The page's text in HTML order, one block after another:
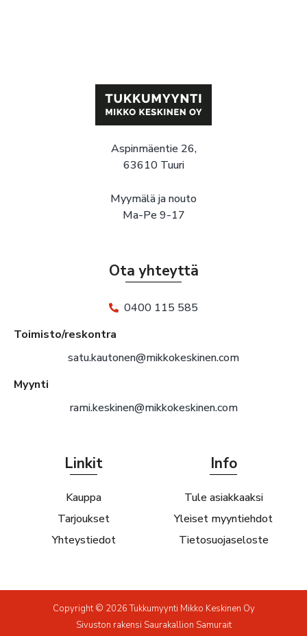
Aspinmäentie 26,
63610 Tuuri
Myymälä ja nouto
Ma-Pe 9-17
Ota yhteyttä
0400 115 585
Toimisto/reskontra
satu.kautonen@mikkokeskinen.com
Myynti
rami.keskinen@mikkokeskinen.com
Linkit
Kauppa
Tarjoukset
Yhteystiedot
Info
Tule asiakkaaksi
Yleiset myyntiehdot
Tietosuojaseloste
Copyright © 2026 Tukkumyynti Mikko Keskinen Oy
Sivuston rakensi Saurakallion Samurait